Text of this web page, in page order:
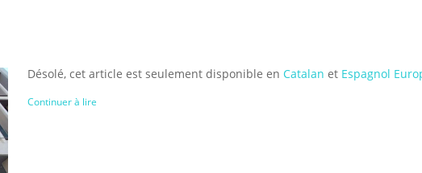
Désolé, cet article est seulement disponible enCatalan et Espagnol
Continuer à lire